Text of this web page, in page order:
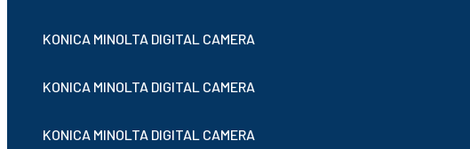
KONICA MINOLTA DIGITAL CAMERA
KONICA MINOLTA DIGITAL CAMERA
KONICA MINOLTA DIGITAL CAMERA